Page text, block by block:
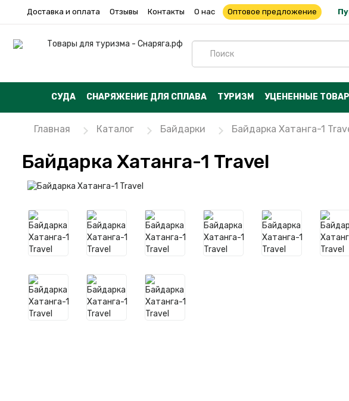
Доставка и оплата Отзывы Контакты О нас Оптовое предложение
СУДА СНАРЯЖЕНИЕ ДЛЯ СПЛАВА ТУРИЗМ УЦЕНЕННЫЕ
Главная Каталог Байдарки Байдарка Хатанга-1
Байдарка Хатанга-1 Travel